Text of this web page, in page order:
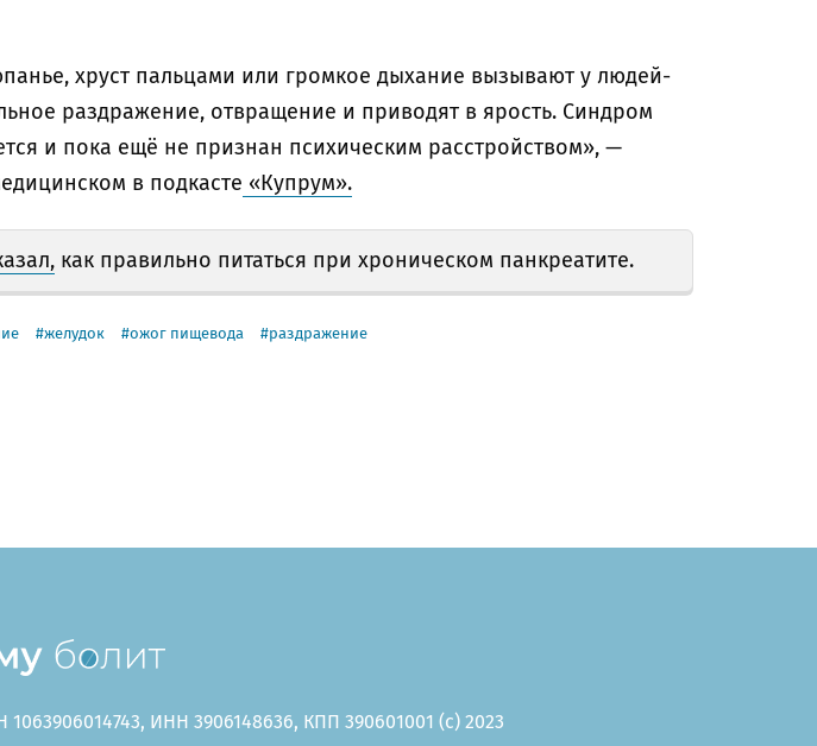
хруст пальцами или громкое дыхание вызывают у людей-
раздражение, отвращение и приводят в ярость. Синдром
и пока ещё не признан психическим расстройством», —
в подкасте «Купрум».
как правильно питаться при хроническом панкреатите.
желудок ожог пищевода раздражение
ИНН 3906148636, КПП 390601001 (c) 2023